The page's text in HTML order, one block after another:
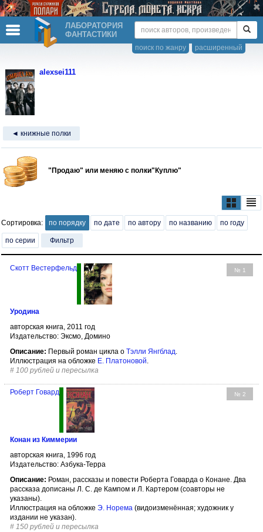
ЛАБОРАТОРИЯ
ФАНТАСТИКИ
расширенный
поиск по жанру
alexsei111
◄ книжные полки
"Продаю" или меняю с полки"Куплю"
Сортировка: по порядку по дате по автору по названию по году
по серии Фильтр
№ 1
Скотт Вестерфельд
Уродина
авторская книга, 2011 год
Издательство: Эксмо, Домино
Описание: Первый роман цикла о Тэлли Янгблад
Иллюстрация на обложке Е. Платоновой
# 100 рублей и пересылка
№ 2
Роберт Говард
Конан из Киммерии
авторская книга, 1996 год
Издательство: Азбука-Терра
Описание: Роман, рассказы и повести Роберта Говарда о Конане. Два
рассказа дописаны Л. С. де Кампом и Л. Картером (соавторы не
указаны).
Иллюстрация на обложке Э. Норема (видоизменённая; художник у
издании не указан).
# 150 рублей и пересылка